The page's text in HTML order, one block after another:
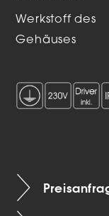
Werkstoff des
Gehäuses